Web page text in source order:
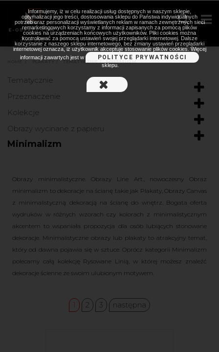
PLAKATY > TEMATYCZNIE
Tematycznie
Przeznaczenie
Kolekcje
Obrazy wycinane z papieru
Minimalizm
Obrazy minimalistyczne. Obrazy Line Art., nowoczesny Obraz
minimalizm to dekoracje na ścianę takie jak Plakaty, Obrazy Canvas
z minimalistyczną dekoracją na ścianę do wnętrz. Bogata oferta
wydruków w różnych wzorach czy kolorach z minimalistycznym
akcentem to wspaniała propozycja dla osób lubiących stonowane
dekoracje. Minimalistyczne obrazy lub plakaty to atrakcyjny temat,
który od dawna pojawia się w sztuce. Oprócz kategorii Minimalizm
polecamy całą kolekcję Rysowane Linią, w której możesz znaleźć
dekoracje ścienne ze swoim ulubionym motywem.
1 2 3 następna
Informujemy, iż w celu realizacji usług dostępnych w naszym sklepie,
optymalizacji jego treści, dostosowania sklepu do Państwa indywidualnych
potrzeb oraz personalizacji wyświetlanych reklam w ramach zewnętrznych sieci
remarketingowych korzystamy z informacji zapisanych za pomocą plików
cookies na urządzeniach końcowych użytkowników. Pliki cookies można
kontrolować za pomocą ustawień swojej przeglądarki internetowej. Dalsze
korzystanie z naszego sklepu internetowego, bez zmiany ustawień przeglądarki
internetowej oznacza, iż użytkownik akceptuje stosowanie plików cookies. Więcej
informacji zawartych jest w
POLITYCE PRYWATNOŚCI
sklepu.